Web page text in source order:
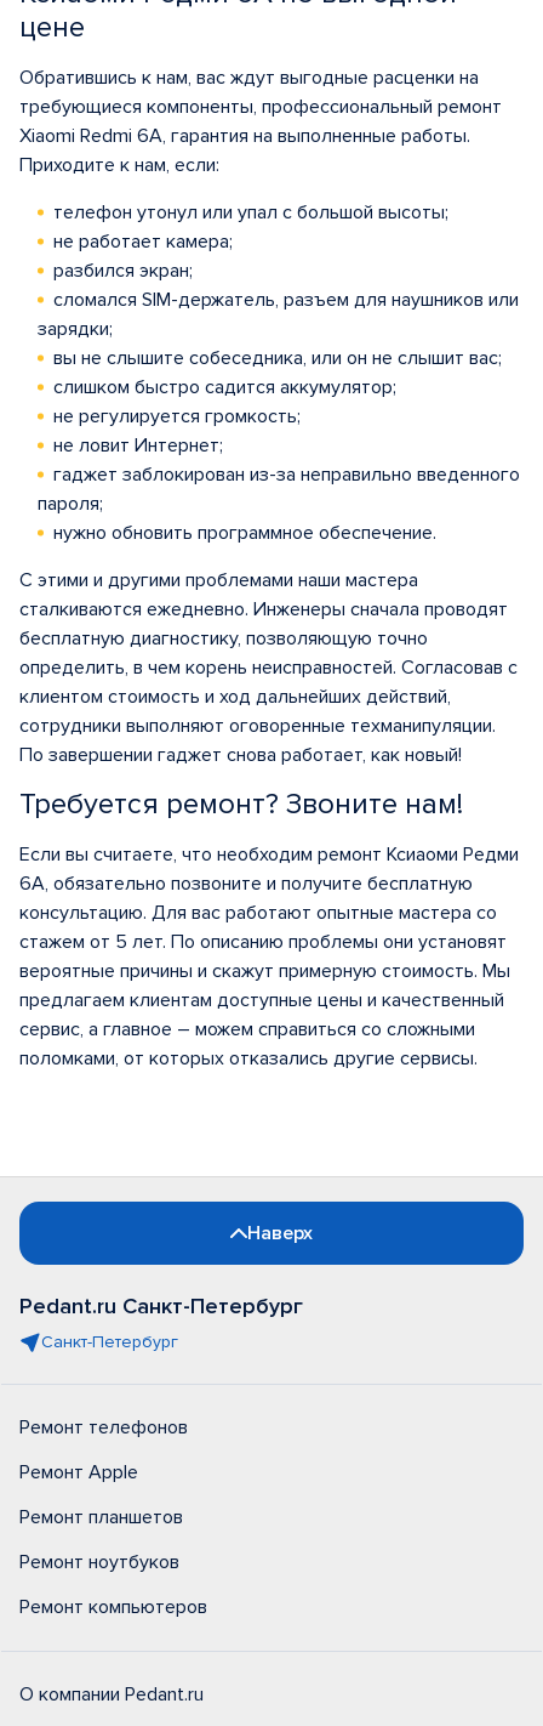
цене
Обратившись к нам, вас ждут выгодные расценки на
требующиеся компоненты, профессиональный ремонт
Xiaomi Redmi 6A, гарантия на выполненные работы.
Приходите к нам, если:
телефон утонул или упал с большой высоты;
не работает камера;
разбился экран;
сломался SIM-держатель, разъем для наушников или
зарядки;
вы не слышите собеседника, или он не слышит вас;
слишком быстро садится аккумулятор;
не регулируется громкость;
не ловит Интернет;
гаджет заблокирован из-за неправильно введенного
пароля;
нужно обновить программное обеспечение.
С этими и другими проблемами наши мастера
сталкиваются ежедневно. Инженеры сначала проводят
бесплатную диагностику, позволяющую точно
определить, в чем корень неисправностей. Согласовав с
клиентом стоимость и ход дальнейших действий,
сотрудники выполняют оговоренные техманипуляции.
По завершении гаджет снова работает, как новый!
Требуется ремонт? Звоните нам!
Если вы считаете, что необходим ремонт Ксиаоми Редми
6А, обязательно позвоните и получите бесплатную
консультацию. Для вас работают опытные мастера со
стажем от 5 лет. По описанию проблемы они установят
вероятные причины и скажут примерную стоимость. Мы
предлагаем клиентам доступные цены и качественный
сервис, а главное – можем справиться со сложными
поломками, от которых отказались другие сервисы.
Наверх
Pedant.ru Санкт-Петербург
Санкт-Петербург
Ремонт телефонов
Ремонт Apple
Ремонт планшетов
Ремонт ноутбуков
Ремонт компьютеров
О компании Pedant.ru